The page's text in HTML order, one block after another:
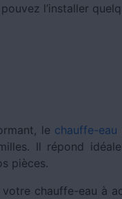
l’installer
le chauffe-eau
Il répond
pièces.
votre chauffe-eau à